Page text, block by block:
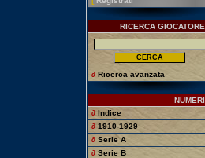
RICERCA GIOCATORE
∂ Ricerca avanzata
NUMERI
∂ Indice
∂ 1910-1929
∂ Serie A
∂ Serie B